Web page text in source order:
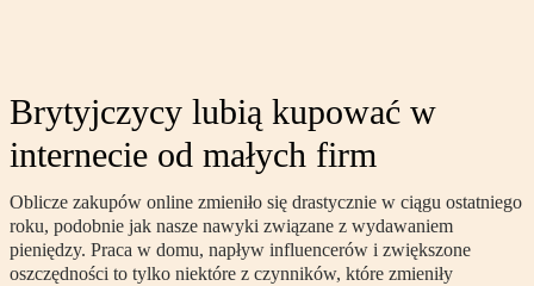
Brytyjczycy lubią kupować w
internecie od małych firm
Oblicze zakupów online zmieniło się drastycznie w ciągu ostatniego
roku, podobnie jak nasze nawyki związane z wydawaniem
pieniędzy. Praca w domu, napływ influencerów i zwiększone
oszczędności to tylko niektóre z czynników, które zmieniły